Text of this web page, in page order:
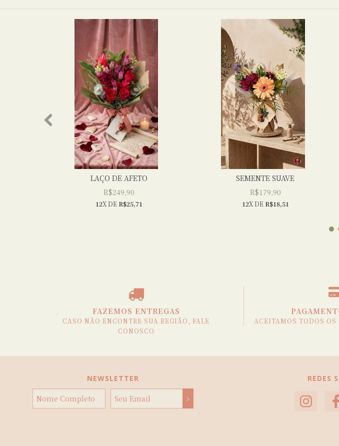
LAÇO DE AFETO
R$249,90
12X DE R$25,71
SEMENTE SUAVE
R$179,90
12X DE R$18,51
FAZEMOS ENTREGAS
CASO NÃO ENCONTRE SUA REGIÃO, FALE
CONOSCO
ACEITAMOS TODOS OS
NEWSLETTER REDES